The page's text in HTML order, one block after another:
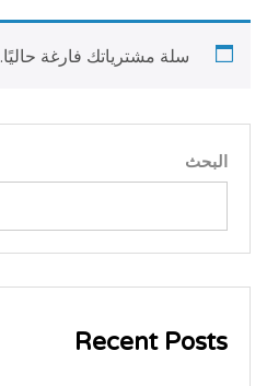
سلة مشترياتك فارغة حاليًا.
البحث
Recent Posts